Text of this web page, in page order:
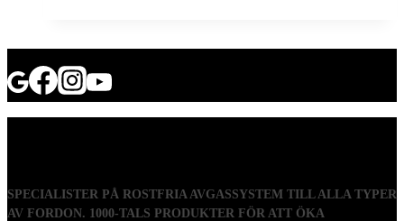
SPECIALISTER PÅ ROSTFRIA AVGASSYSTEM TILL ALLA TYPER
AV FORDON. 1000-TALS PRODUKTER FÖR ATT ÖKA